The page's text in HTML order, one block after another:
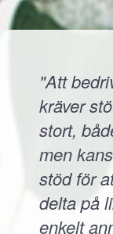
"Att
kräver
stort,
men
stöd för
delta på
enkelt